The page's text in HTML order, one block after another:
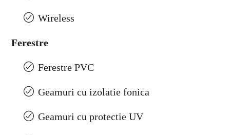
Wireless
Ferestre
Ferestre PVC
Geamuri cu izolatie fonica
Geamuri cu protectie UV